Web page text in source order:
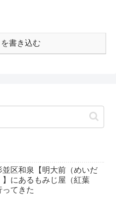
書き込む
並区和泉【明大前（めいだ
】にあるもみじ屋（紅葉
ってきた